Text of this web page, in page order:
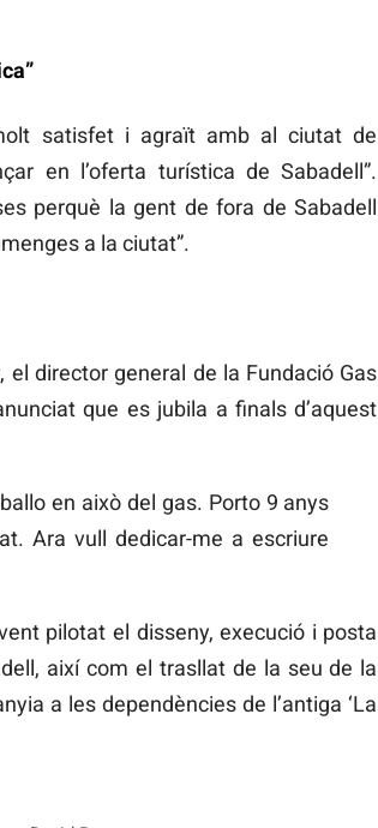
satisfet i agraït amb al ciutat de
en l’oferta turística de Sabadell”.
perquè la gent de fora de Sabadell
a la ciutat”.
director general de la Fundació Gas
que es jubila a finals d’aquest
en això del gas. Porto 9 anys
Ara vull dedicar-me a escriure
pilotat el disseny, execució i posta
així com el trasllat de la seu de la
a les dependències de l’antiga ‘La